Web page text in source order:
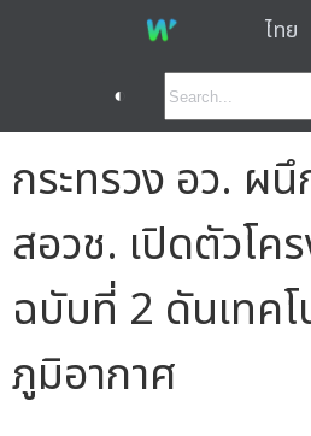
ไทย
◐
กระทรวง อว. ผ
สอวช. เปิดตัวโค
ฉบับที่ 2 ดันเทค
ภูมิอากาศ